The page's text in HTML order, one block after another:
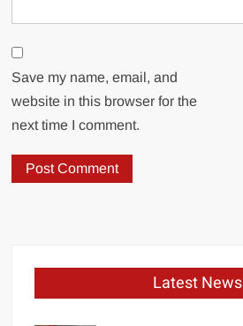
Save my name, email, and
website in this browser for the
next time I comment.
Latest News